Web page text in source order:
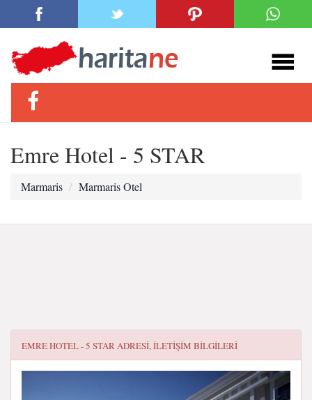
Emre Hotel - 5 STAR
Marmaris Marmaris Otel
EMRE HOTEL - 5 STARADRESI, ILETIŞIM BILGILERI